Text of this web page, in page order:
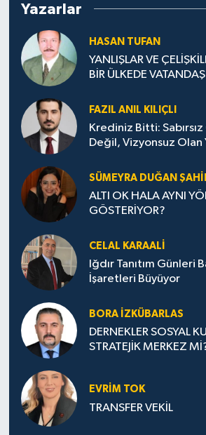
Yazarlar
HASAN TUFAN
YANLIŞLAR VE
BİR ÜLKEDE
FAZIL ANIL KILIÇLI
Krediniz Bitti:
Değil, Vizyonsuz Olan
SÜMEYRA DUĞAN
ALTI OK HALA AYNI
GÖSTERİYOR?
CELAL KARAALİ
Iğdır Tanıtım Günleri
İşaretleri Büyüyor
BORA İZKÜBARLAS
DERNEKLER SOSYAL
STRATEJİK MERKEZ
EVRİM TOK
TRANSFER VEKİL